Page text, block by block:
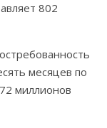
802
месяцев по
миллионов